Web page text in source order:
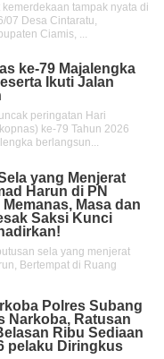
tampak nyata di
07 Desa Cintaratu,
Ciamis, ...
ke-79 Majalengka
Ikuti Jalan
peringatan Hari
ke-79 Tahun 2026
berlangsun...
yang Menjerat
Harun di PN
Masa dan
Saksi Kunci
sela yang menjerat
Bertempat di Ruang
Polres Subang
Narkoba, Ratusan
Ribu Sediaan
pelaku Diringkus